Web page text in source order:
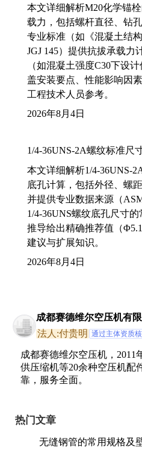
本文详细解析M20化学锚
载力，包括螺杆直径、钻
专业标准（如《混凝土结
JGJ 145）提供抗拔承载力
（如混凝土强度C30下设
盖安装要点、性能影响因
工程技术人员参考。
2026年8月4日
1/4-36UNS-2A螺纹标准尺
本文详细解析1/4-36UNS-
底孔计算，包括外径、螺
并提供专业数据来源（
1/4-36UNS螺纹底孔尺寸
推导给出精确推荐值（
建议与扩展知识。
2026年8月4日
成都赛德维尔空压机有限
法人:付贵明 通过主体资质
成都赛德维尔空压机，2011
供压缩机等20余种空压机配
靠，服务全面。
热门文章
无缝钢管的常用规格及